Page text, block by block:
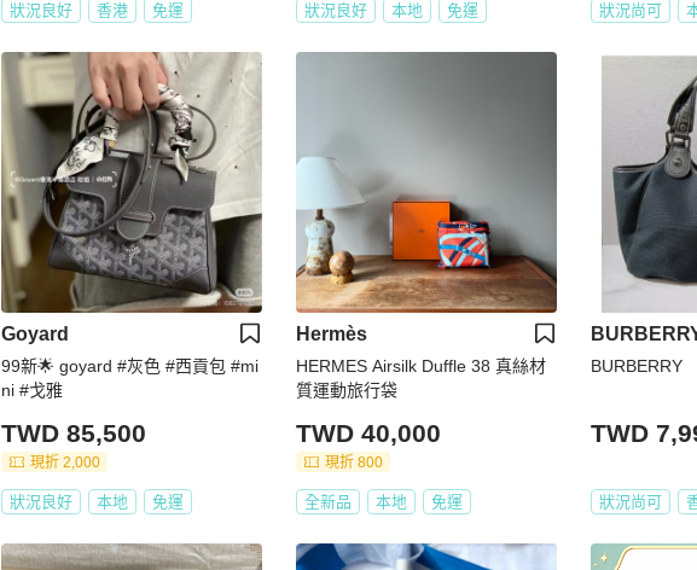
狀況良好 香港 免運 狀況良好 本地 免運 狀況尚可
Goyard
99新🌟 goyard #灰色 #西貢包 #mi
ni #戈雅
TWD 85,500
現折 2,000
狀況良好 本地 免運
Hermès
HERMES Airsilk Duffle 38 真絲材
質運動旅行袋
TWD 40,000
現折 800
全新品 本地 免運
BURBERRY
TWD
狀況尚可